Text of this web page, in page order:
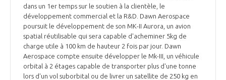
dans un 1er temps sur le soutien à la clientèle, le
développement commercial et la R&D. Dawn Aerospace
poursuit le développement de son MK-II Aurora, un avion
spatial réutilisable qui sera capable d'acheminer 5kg de
charge utile à 100 km de hauteur 2 fois par jour. Dawn
Aerospace compte ensuite développer le Mk-III, un véhicule
orbital à 2 étages capable de transporter plus d'une tonne
lors d'un vol suborbital ou de livrer un satellite de 250 kg en